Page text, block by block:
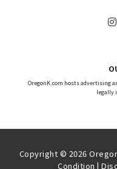
OregonK.com hosts advertising
legally
Copyright © 2026
Condition |